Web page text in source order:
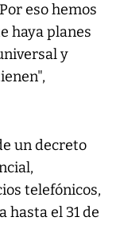
eso hemos
haya planes
y
un decreto
telefónicos,
hasta el 31 de